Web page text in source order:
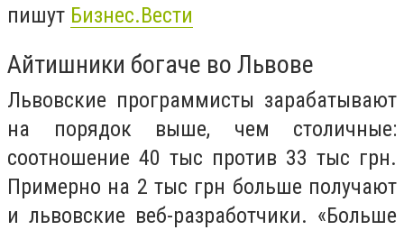
пишут Бизнес.Вести
Айтишники богаче во Львове
Львовские программисты зарабатывают
на порядок выше, чем столичные:
соотношение 40 тыс против 33 тыс грн.
Примерно на 2 тыс грн больше получают
и львовские веб-разработчики. «Больше